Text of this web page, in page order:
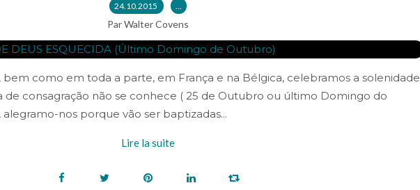
24.10.2015 …
Par Walter Covens
bem como em toda a parte, em França e na Bélgica, celebramos a solenidade
de consagração não se conhece ( 25 de Outubro ou último Domingo do
nos porque vão ser baptizadas...
Lire la suite